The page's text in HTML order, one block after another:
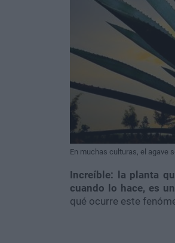
En muchas culturas, el agave
Increíble: la planta
cuando lo hace, es
qué ocurre este